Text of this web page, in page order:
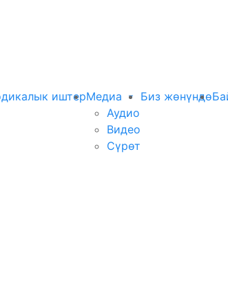
иштерМедиа
Аудио
Видео
Сүрөт
Биз жөнүндө